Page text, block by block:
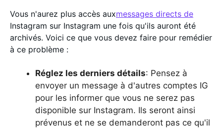
Vous n'aurez plus accès auxmessages directs de
Instagram sur Instagram une fois qu'ils auront été
archivés. Voici ce que vous devez faire pour remédier
à ce problème :
Réglez les derniers détails: Pensez à
envoyer un message à d'autres comptes IG
pour les informer que vous ne serez pas
disponible sur Instagram. Ils seront ainsi
prévenus et ne se demanderont pas ce qu'il